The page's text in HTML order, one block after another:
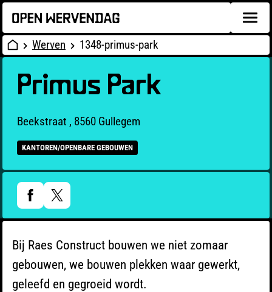
Werven 1348-primus-park
Primus Park
Beekstraat , 8560 Gullegem
KANTOREN/OPENBARE GEBOUWEN
Bij Raes Construct bouwen we niet zomaar
gebouwen, we bouwen plekken waar gewerkt,
geleefd en gegroeid wordt.